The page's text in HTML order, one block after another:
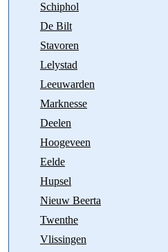
Schiphol
De Bilt
Stavoren
Lelystad
Leeuwarden
Marknesse
Deelen
Hoogeveen
Eelde
Hupsel
Nieuw Beerta
Twenthe
Vlissingen